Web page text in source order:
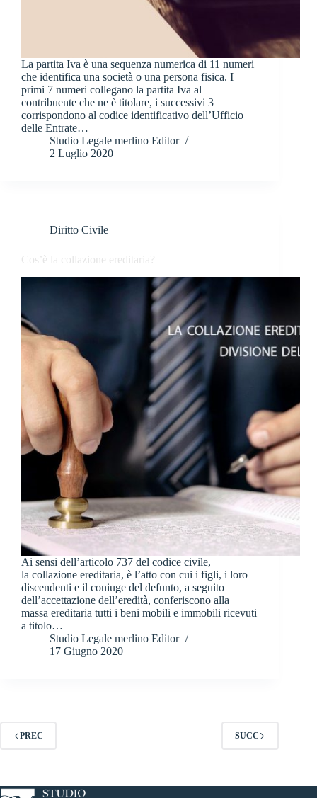
La partita Iva è una sequenza numerica di 11 numeri
che identifica una società o una persona fisica. I
primi 7 numeri collegano la partita Iva al
contribuente che ne è titolare, i successivi 3
corrispondono al codice identificativo dell’Ufficio
delle Entrate…
Studio Legale merlino Editor
2 Luglio 2020
Diritto Civile
Cos’è la collazione ereditaria?
Ai sensi dell’articolo 737 del codice civile,
la collazione ereditaria, è l’atto con cui i figli, i loro
discendenti e il coniuge del defunto, a seguito
dell’accettazione dell’eredità, conferiscono alla
massa ereditaria tutti i beni mobili e immobili ricevuti
a titolo…
Studio Legale merlino Editor
17 Giugno 2020
PREC SUCC